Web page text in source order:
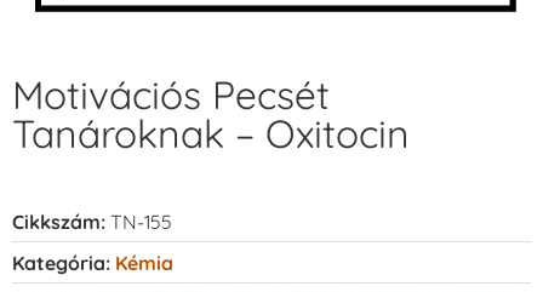
Motivációs Pecsét
Tanároknak – Oxitocin
Cikkszám: TN-155
Kategória: Kémia